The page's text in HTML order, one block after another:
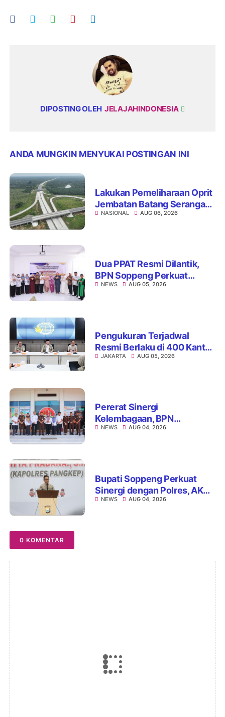
DIPOSTING OLEH JELAJAHINDONESIA
ANDA MUNGKIN MENYUKAI POSTINGAN INI
Lakukan Pemeliharaan Oprit
Jembatan Batang Serangan,
Hutama Karya Uji Coba
NASIONAL AUG 06, 2026
Dua PPAT Resmi Dilantik,
BPN Soppeng Perkuat
Pelayanan Pertanahan
NEWS AUG 05, 2026
Pengukuran Terjadwal
Resmi Berlaku di 400 Kantor
Pertanahan, ATR/BPN Jamin
JAKARTA AUG 05, 2026
Pererat Sinergi
Kelembagaan, BPN
Kabupaten Soppeng dan
NEWS AUG 04, 2026
Bupati Soppeng Perkuat
Sinergi dengan Polres, AKBP
Hari Budiyanto Siap Layani
NEWS AUG 04, 2026
0 KOMENTAR